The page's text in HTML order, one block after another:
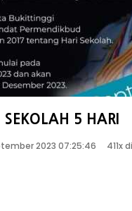
SEKOLAH 5 HARI
2023 07:25:46 411x